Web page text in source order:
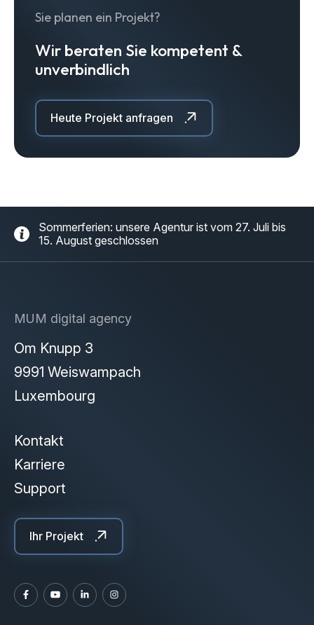
Sie planen ein Projekt?
Wir beraten Sie kompetent &
unverbindlich
Heute Projekt anfragen
Sommerferien: unsere Agentur ist vom 27. Juli bis
15. August geschlossen
MUM digital agency
Om Knupp 3
9991 Weiswampach
Luxembourg
Kontakt
Karriere
Support
Ihr Projekt